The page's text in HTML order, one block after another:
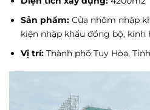
Sản phẩm:Cửa nhôm nhập
kiện nhập khẩu đồng bộ, kính
Vị trí:Thành phố Tuy Hòa,